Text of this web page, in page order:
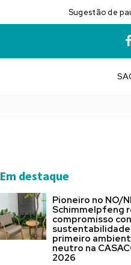
Sugestão de
Em destaque
Pioneiro no NO/
Schimmelpfeng
compromisso
sustentabilidade
primeiro
neutro na
2026